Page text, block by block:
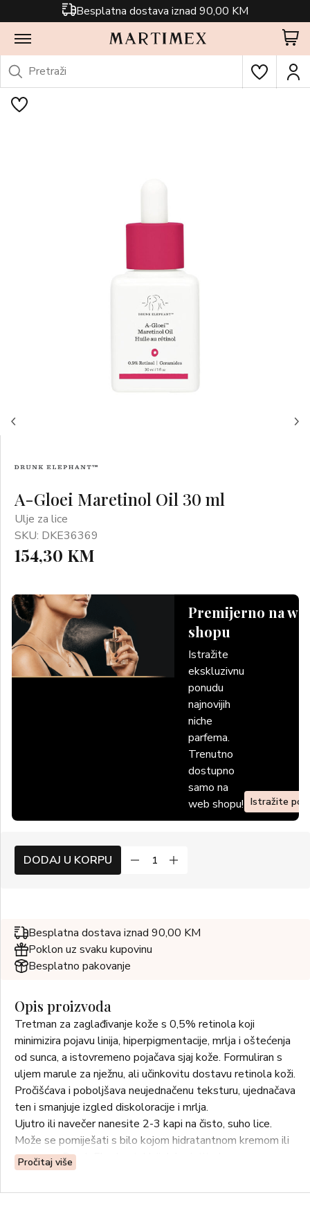
Besplatna dostava iznad 90,00 KM
A-Gloei Maretinol Oil 30 ml
Ulje za lice
SKU: DKE36369
154,30 KM
Premijerno na
shopu
Istražite
ekskluzivnu
ponudu
najnovijih
niche
parfema.
Trenutno
dostupno
samo na
web shopu! Istražite
DODAJ U KORPU
Besplatna dostava iznad 90,00 KM
Poklon uz svaku kupovinu
Besplatno pakovanje
Opis proizvoda
Tretman za zaglađivanje kože s 0,5% retinola koji
minimizira pojavu linija, hiperpigmentacije, mrlja i oštećenja
od sunca, a istovremeno pojačava sjaj kože. Formuliran s
uljem marule za nježnu, ali učinkovitu dostavu retinola koži.
Pročišćava i poboljšava neujednačenu teksturu, ujednačava
ten i smanjuje izgled diskoloracije i mrlja.
Ujutro ili navečer nanesite 2-3 kapi na čisto, suho lice.
Može se pomiješati s bilo kojom hidratantnom kremom ili
serumom Drunk Elephant. Uvijek koristite kremu za
sunčanje širokog spektra.
Pročitaj više